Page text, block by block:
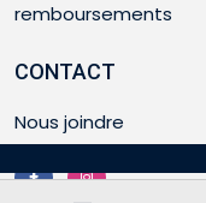
remboursements
CONTACT
Nous joindre